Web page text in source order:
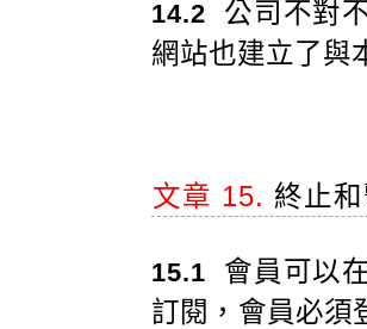
14.2 公司不對
網站也建立了與
文章 15. 終止
15.1 會員可以
訂閱，會員必須